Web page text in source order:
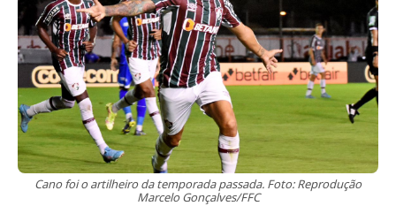
Cano foi o artilheiro da temporada passada. Foto: Reprodução
Marcelo Gonçalves/FFC